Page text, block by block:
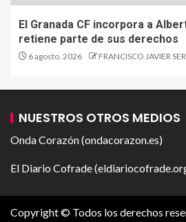
El Granada CF incorpora a
retiene parte de sus derechos
6 agosto, 2026 FRANCISCO JAVIER
NUESTROS OTROS MEDIOS
Onda Corazón (ondacorazon.es)
El Diario Cofrade
Copyright © Todos los derechos